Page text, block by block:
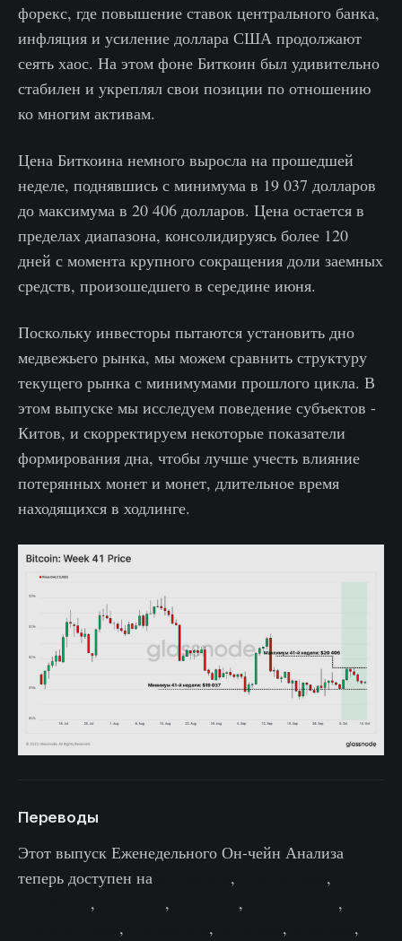
форекс, где повышение ставок центрального банка,
инфляция и усиление доллара США продолжают
сеять хаос. На этом фоне Биткоин был удивительно
стабилен и укреплял свои позиции по отношению
ко многим активам.
Цена Биткоина немного выросла на прошедшей
неделе, поднявшись с минимума в 19 037 долларов
до максимума в 20 406 долларов. Цена остается в
пределах диапазона, консолидируясь более 120
дней с момента крупного сокращения доли заемных
средств, произошедшего в середине июня.
Поскольку инвесторы пытаются установить дно
медвежьего рынка, мы можем сравнить структуру
текущего рынка с минимумами прошлого цикла. В
этом выпуске мы исследуем поведение субъектов -
Китов, и скорректируем некоторые показатели
формирования дна, чтобы лучше учесть влияние
потерянных монет и монет, длительное время
находящихся в ходлинге.
Переводы
Этот выпуск Еженедельного Он-чейн Анализа
теперь доступен на
,
,
, , ,
,
, , ,
,